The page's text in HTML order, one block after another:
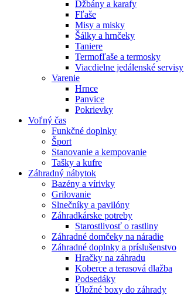
Džbány a karafy
Fľaše
Misy a misky
Šálky a hrnčeky
Taniere
Termofľaše a termosky
Viacdielne jedálenské servisy
Varenie
Hrnce
Panvice
Pokrievky
Voľný čas
Funkčné doplnky
Šport
Stanovanie a kempovanie
Tašky a kufre
Záhradný nábytok
Bazény a vírivky
Grilovanie
Slnečníky a pavilóny
Záhradkárske potreby
Starostlivosť o rastliny
Záhradné domčeky na náradie
Záhradné doplnky a príslušenstvo
Hračky na záhradu
Koberce a terasová dlažba
Podsedáky
Úložné boxy do záhrady